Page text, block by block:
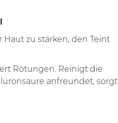
zu stärken, den Teint
Rötungen. Reinigt die
anfreundet, sorgt